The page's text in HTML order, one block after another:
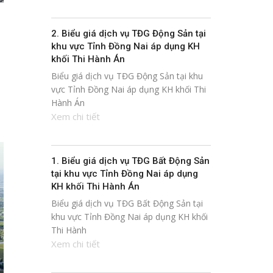
2. Biểu giá dịch vụ TĐG Động Sản tại
khu vực Tỉnh Đồng Nai áp dụng KH
khối Thi Hành Án
Biểu giá dịch vụ TĐG Động Sản tại khu
vực Tỉnh Đồng Nai áp dụng KH khối Thi
Hành Án
Xem chi tiết
1. Biểu giá dịch vụ TĐG Bất Động Sản
tại khu vực Tỉnh Đồng Nai áp dụng
KH khối Thi Hành Án
Biểu giá dịch vụ TĐG Bất Động Sản tại
khu vực Tỉnh Đồng Nai áp dụng KH khối
Thi Hành
Xem chi tiết